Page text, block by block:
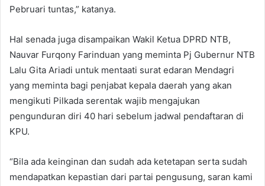
Pebruari tuntas,” katanya.
Hal senada juga disampaikan Wakil Ketua DPRD NTB,
Nauvar Furqony Farinduan yang meminta Pj Gubernur NTB
Lalu Gita Ariadi untuk mentaati surat edaran Mendagri
yang meminta bagi penjabat kepala daerah yang akan
mengikuti Pilkada serentak wajib mengajukan
pengunduran diri 40 hari sebelum jadwal pendaftaran di
KPU.
“Bila ada keinginan dan sudah ada ketetapan serta sudah
mendapatkan kepastian dari partai pengusung, saran kami